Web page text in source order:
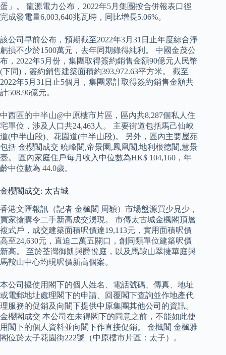
蛋」。 龍源電力公布，2022年5月集團按合併報表口徑
完成發電量6,003,640兆瓦時，同比增長5.06%。
該公司早前公布，預期截至2022年3月31日止年度綜合淨
虧損不少於1500萬元，去年同期錄得純利。 中國金茂公
布，2022年5月份，集團取得簽約銷售金額90億元人民幣
(下同)，簽約銷售建築面積約393,972.63平方米。 截至
2022年5月31日止5個月，集團累計取得簽約銷售金額共
計508.96億元。
中西區的中半山@中原樓市片區，區內共8,287個私人住
宅單位，涉及人口共24,463人。 主要街道包括馬己仙峽
道(中半山段)、花園道(中半山段)。 另外，區內主要屋苑
包括 金櫻閣成交 曉峰閣,帝景園,鳳凰閣,地利根德閣,慧景
臺。 區內家庭住戶每月收入中位數為HK$ 104,160，年
齡中位數為 44.0歲。
金櫻閣成交: 太古城
香港文匯報訊（記者 金楓閣 周穎）市場盤源買少見少，
買家搶購令二手新高成交湧現。 市傳太古城金楓閣頂層
複式戶，成交建築面積呎價達19,113元，實用面積呎價
高至24,630元，直迫二萬五關口，創同類單位建築呎價
新高。 至於荃灣御凱與爵悅庭，以及馬鞍山翠擁華庭與
馬鞍山中心均現呎價新高個案。
本公司擬使用閣下的個人姓名、電話號碼、傳真、地址
或電郵地址處理閣下的申請、回覆閣下查詢並作地產代
理服務的促銷及向閣下提供中原集團其他公司的資訊。
金櫻閣成交 本公司在未得閣下的同意之前，不能如此使
用閣下的個人資料並向閣下作直接促銷。 金楓閣 金楓雅
閣位於太子花園街222號（中原樓市片區：太子）。